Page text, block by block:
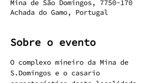
Mina de São Domingos, 7750-170
Achada do Gamo, Portugal
Sobre o evento
O complexo mineiro da Mina de
S.Domingos e o casario